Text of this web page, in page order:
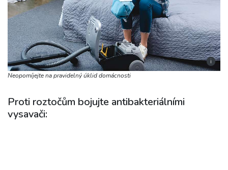
i
Neopomíjejte na pravidelný úklid domácnosti
Proti roztočům bojujte antibakteriálními
vysavači: